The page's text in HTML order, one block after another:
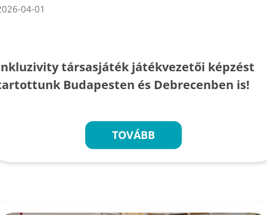
04-01
társasjáték játékvezetői képzést
Budapesten és Debrecenben is!
TOVÁBB